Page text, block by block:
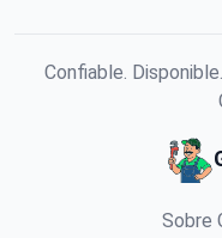
Confiable.
Sobre